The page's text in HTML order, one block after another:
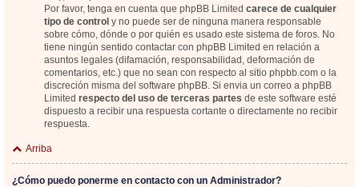
Por favor, tenga en cuenta que phpBB Limited carece de cualquier
tipo de control y no puede ser de ninguna manera responsable
sobre cómo, dónde o por quién es usado este sistema de foros. No
tiene ningún sentido contactar con phpBB Limited en relación a
asuntos legales (difamación, responsabilidad, deformación de
comentarios, etc.) que no sean con respecto al sitio phpbb.com o la
discreción misma del software phpBB. Si envia un correo a phpBB
Limited respecto del uso de terceras partes de este software esté
dispuesto a recibir una respuesta cortante o directamente no recibir
respuesta.
Arriba
¿Cómo puedo ponerme en contacto con un Administrador?